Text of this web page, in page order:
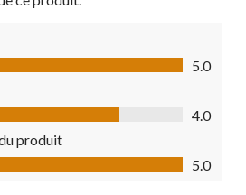
5.0
sur 5
4.0
produit
produit, 5.0 sur 5
5.0